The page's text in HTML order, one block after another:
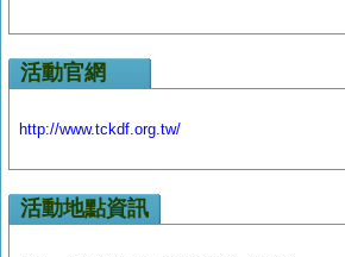
活動官網
http://www.tckdf.org.tw/
活動地點資訊